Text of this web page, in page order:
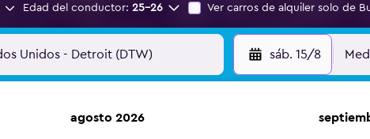
Edad del conductor: 25-26 Ver carros de alquiler solo de
sáb. 15/8
agosto 2026